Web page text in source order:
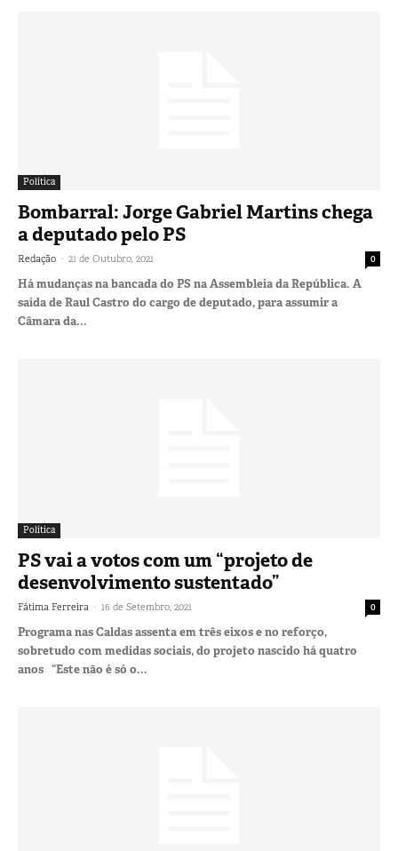
Política
Bombarral: Jorge Gabriel Martins chega
a deputado pelo PS
Redação - 21 de Outubro, 2021 0
Há mudanças na bancada do PS na Assembleia da República. A
saída de Raul Castro do cargo de deputado, para assumir a
Câmara da...
Política
PS vai a votos com um “projeto de
desenvolvimento sustentado”
Fátima Ferreira - 16 de Setembro, 2021 0
Programa nas Caldas assenta em três eixos e no reforço,
sobretudo com medidas sociais, do projeto nascido há quatro
anos “Este não é só o...